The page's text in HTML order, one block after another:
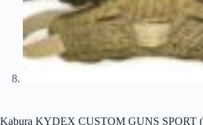
Kabura KYDEX CUSTOM GUNS SPORT